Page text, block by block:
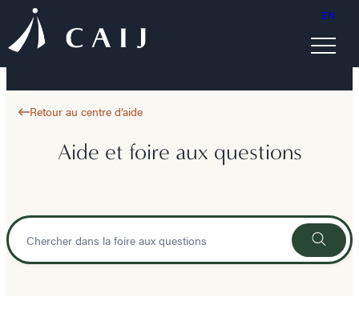
EN
Retour au centre d’aide
Aide et foire aux questions